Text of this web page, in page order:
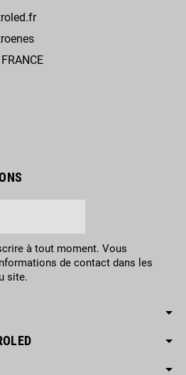
à tout moment. Vous
de contact dans les
site.